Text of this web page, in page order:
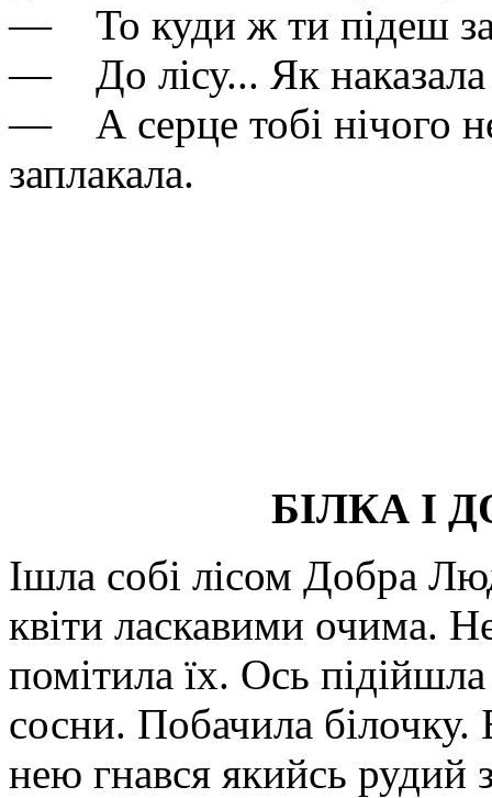
— То куди ж ти підеш
— До лісу... Як наказала
— А серце тобі нічого
заплакала.
БІЛКА І
Ішла собі лісом Добра
квіти ласкавими очима.
помітила їх. Ось
сосни. Побачила білочку.
нею гнався якийсь рудий